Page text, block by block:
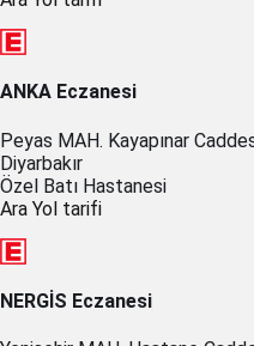
ANKA Eczanesi
Peyas MAH. Kayapınar
Diyarbakır
Özel Batı Hastanesi
Ara Yol tarifi
NERGİS Eczanesi